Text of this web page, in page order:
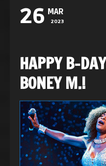
26 MAR
2023
HAPPY B-
BONEY M.!